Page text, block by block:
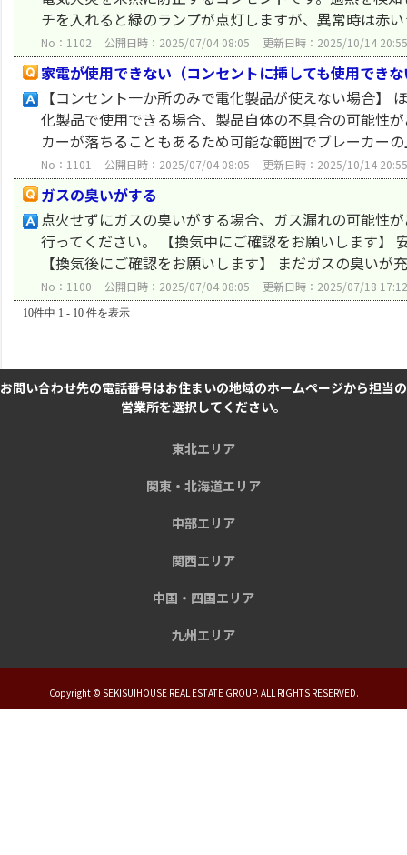
チを入れると緑のランプが点灯しますが、異常時は赤
No：1102 公開日時：2025/07/04 08:05 更新日時：2025/10/14 20:55
家電が使用できない（コンセントに挿しても使用でき
【コンセント一か所のみで電化製品が使えない場合】
化製品で使用できる場合、製品自体の不具合の可能性
カーが落ちることもあるため可能な範囲でブレーカー
No：1101 公開日時：2025/07/04 08:05 更新日時：2025/10/14 20:55
ガスの臭いがする
点火せずにガスの臭いがする場合、ガス漏れの可能性
行ってください。 【換気中にご確認をお願いします】
【換気後にご確認をお願いします】 まだガスの臭いが
No：1100 公開日時：2025/07/04 08:05 更新日時：2025/07/18 17:12
10件中 1 - 10 件を表示
お問い合わせ先の電話番号はお住まいの地域のホームページから担当の
営業所を選択してください。
東北エリア
関東・北海道エリア
中部エリア
関西エリア
中国・四国エリア
九州エリア
Copyright © SEKISUIHOUSE REAL ESTATE GROUP. ALL RIGHTS RESERVED.